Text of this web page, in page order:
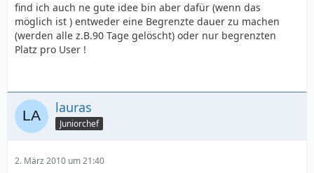
find ich auch ne gute idee bin aber dafür (wenn das
möglich ist ) entweder eine Begrenzte dauer zu machen
(werden alle z.B.90 Tage gelöscht) oder nur begrenzten
Platz pro User !
lauras
Juniorchef
2. März 2010 um 21:40